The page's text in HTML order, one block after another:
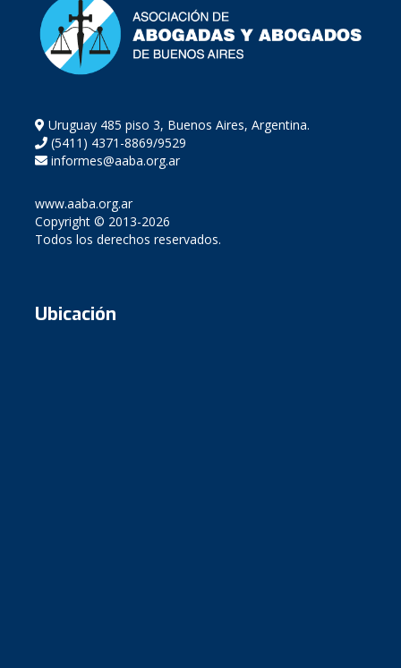
Uruguay 485 piso 3, Buenos Aires, Argentina.
(5411) 4371-8869/9529
informes@aaba.org.ar
www.aaba.org.ar
Copyright © 2013-2026
Todos los derechos reservados.
Ubicación